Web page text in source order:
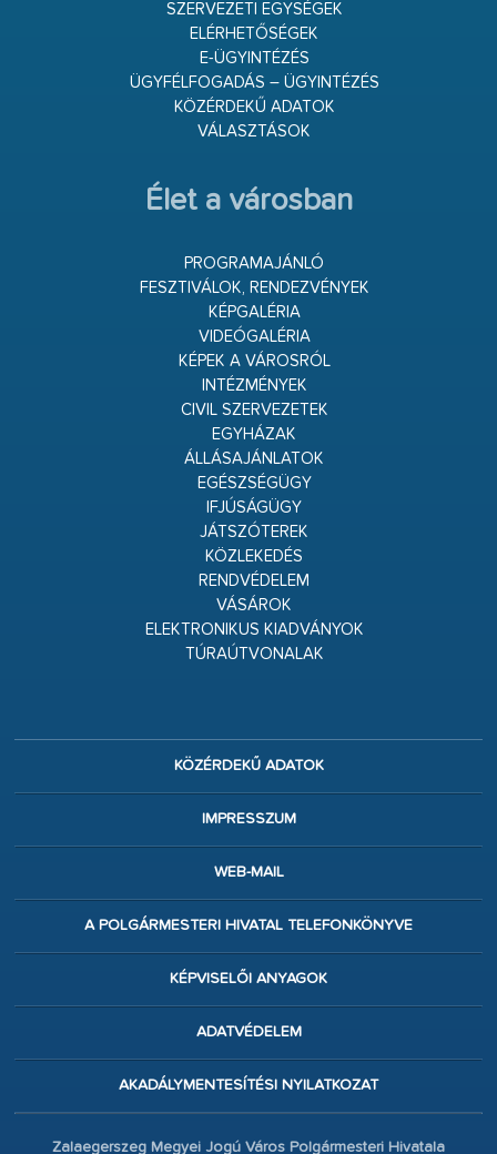
SZERVEZETI EGYSÉGEK
ELÉRHETŐSÉGEK
E-ÜGYINTÉZÉS
ÜGYFÉLFOGADÁS – ÜGYINTÉZÉS
KÖZÉRDEKŰ ADATOK
VÁLASZTÁSOK
Élet a városban
PROGRAMAJÁNLÓ
FESZTIVÁLOK, RENDEZVÉNYEK
KÉPGALÉRIA
VIDEÓGALÉRIA
KÉPEK A VÁROSRÓL
INTÉZMÉNYEK
CIVIL SZERVEZETEK
EGYHÁZAK
ÁLLÁSAJÁNLATOK
EGÉSZSÉGÜGY
IFJÚSÁGÜGY
JÁTSZÓTEREK
KÖZLEKEDÉS
RENDVÉDELEM
VÁSÁROK
ELEKTRONIKUS KIADVÁNYOK
TÚRAÚTVONALAK
KÖZÉRDEKŰ ADATOK
IMPRESSZUM
WEB-MAIL
A POLGÁRMESTERI HIVATAL TELEFONKÖNYVE
KÉPVISELŐI ANYAGOK
ADATVÉDELEM
AKADÁLYMENTESÍTÉSI NYILATKOZAT
Zalaegerszeg Megyei Jogú Város Polgármesteri Hivatala